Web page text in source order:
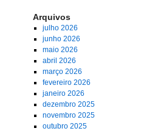
Arquivos
julho 2026
junho 2026
maio 2026
abril 2026
março 2026
fevereiro 2026
janeiro 2026
dezembro 2025
novembro 2025
outubro 2025